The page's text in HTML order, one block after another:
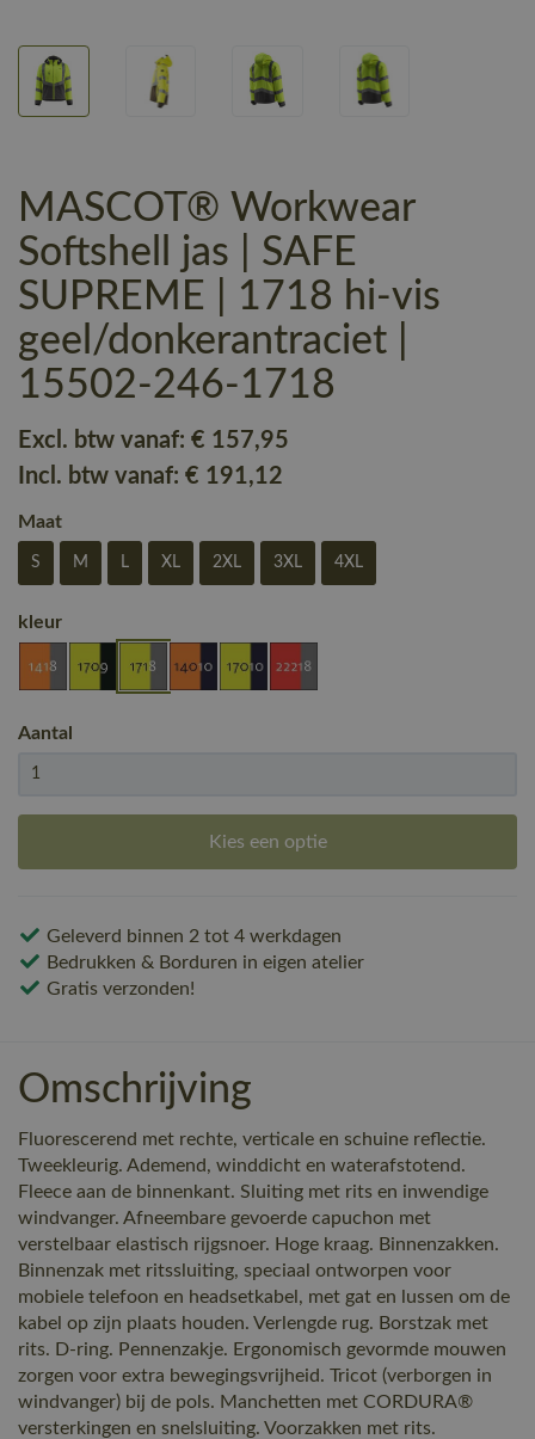
MASCOT® Workwear
Softshell jas | SAFE
SUPREME | 1718 hi-vis
geel/donkerantraciet |
15502-246-1718
Excl. btw vanaf: € 157,95
Incl. btw vanaf: € 191,12
Maat
S M L XL 2XL 3XL 4XL
kleur
Aantal
Kies een optie
Geleverd binnen 2 tot 4 werkdagen
Bedrukken & Borduren in eigen atelier
Gratis verzonden!
Omschrijving
Fluorescerend met rechte, verticale en schuine reflectie.
Tweekleurig. Ademend, winddicht en waterafstotend.
Fleece aan de binnenkant. Sluiting met rits en inwendige
windvanger. Afneembare gevoerde capuchon met
verstelbaar elastisch rijgsnoer. Hoge kraag. Binnenzakken.
Binnenzak met ritssluiting, speciaal ontworpen voor
mobiele telefoon en headsetkabel, met gat en lussen om de
kabel op zijn plaats houden. Verlengde rug. Borstzak met
rits. D-ring. Pennenzakje. Ergonomisch gevormde mouwen
zorgen voor extra bewegingsvrijheid. Tricot (verborgen in
windvanger) bij de pols. Manchetten met CORDURA®
versterkingen en snelsluiting. Voorzakken met rits.